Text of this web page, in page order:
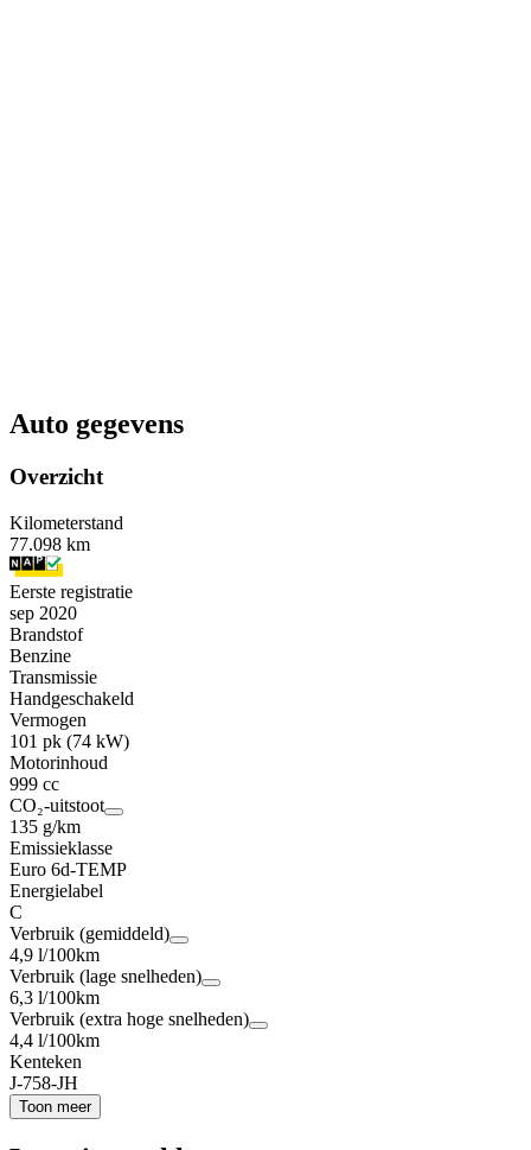
Auto gegevens
Overzicht
Kilometerstand
77.098 km
Eerste registratie
sep 2020
Brandstof
Benzine
Transmissie
Handgeschakeld
Vermogen
101 pk (74 kW)
Motorinhoud
999 cc
CO₂-uitstoot
135 g/km
Emissieklasse
Euro 6d-TEMP
Energielabel
C
Verbruik (gemiddeld)
4,9 l/100km
Verbruik (lage snelheden)
6,3 l/100km
Verbruik (extra hoge snelheden)
4,4 l/100km
Kenteken
J-758-JH
Toon meer